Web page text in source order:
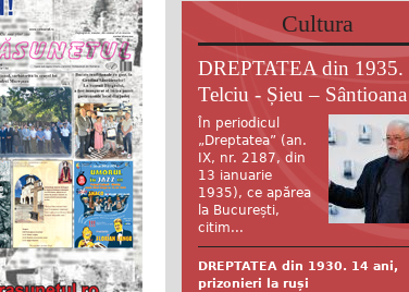
Cultura
DREPTATEA din 1935.
Telciu - Șieu – Sântioana
În periodicul
„Dreptatea” (an.
IX, nr. 2187, din
13 ianuarie
1935), ce apărea
la București,
citim...
DREPTATEA din 1930. 14 ani,
prizonieri la ruși